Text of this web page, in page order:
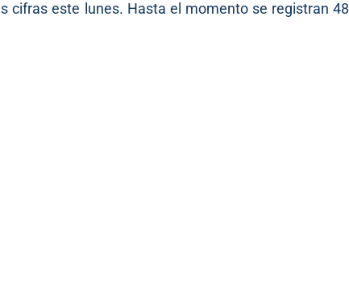
cifras este lunes. Hasta el momento se registran 48